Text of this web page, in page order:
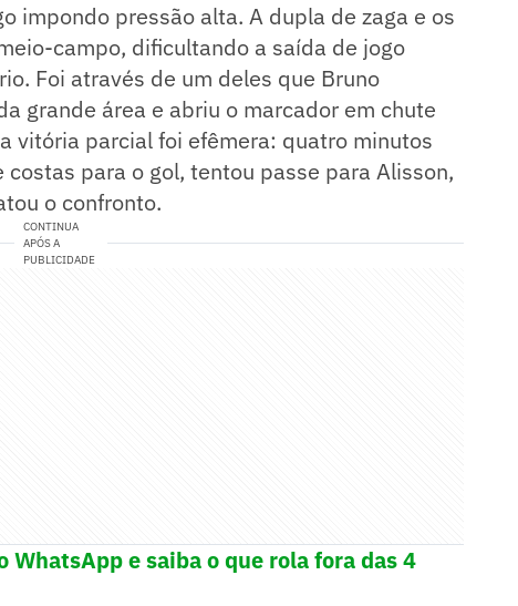
impondo pressão alta. A dupla de zaga e os
campo, dificultando a saída de jogo
Foi através de um deles que Bruno
grande área e abriu o marcador em chute
vitória parcial foi efêmera: quatro minutos
para o gol, tentou passe para Alisson,
o confronto.
CONTINUA
APÓS A
PUBLICIDADE
WhatsApp e saiba o que rola fora das 4